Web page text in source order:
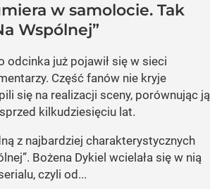
w samolocie. Tak
Wspólnej”
odcinka już pojawił się w sieci
Część fanów nie kryje
się na realizacji sceny, porównując ją
kilkudziesięciu lat.
z najbardziej charakterystycznych
Bożena Dykiel wcielała się w nią
czyli od...